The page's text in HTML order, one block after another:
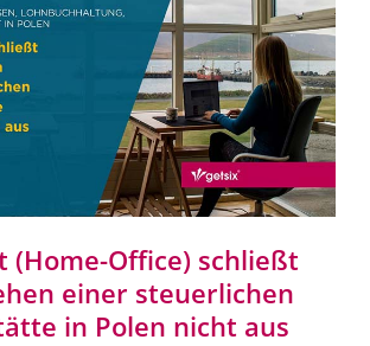
(Home-Office) schließt
einer steuerlichen
in Polen nicht aus